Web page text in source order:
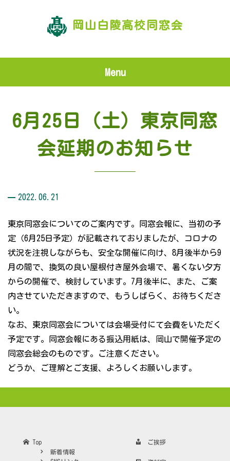
岡山白陵高校同窓会
Menu
6月25日（土）東京同窓
会延期のお知らせ
2022.06.21
東京同窓会についてのご案内です。同窓会報に、当初の予
定（6月25日予定）が記載されておりましたが、コロナの
状況を注視しながらも、安全な開催に向け、8月後半から9
月の間で、換気の良い屋根付き屋外会場で、暑くない夕方
からの開催で、検討しています。7月後半に、また、ご案
内させていただきますので、もうしばらく、お待ちくださ
い。
なお、東京同窓会については会場受付にて会費をいただく
予定です。同窓会報にある振込用紙は、岡山で開催予定の
同窓会総会のものです。ご注意ください。
どうか、ご理解とご支援、よろしくお願いします。
Top
新着情報
ご挨拶